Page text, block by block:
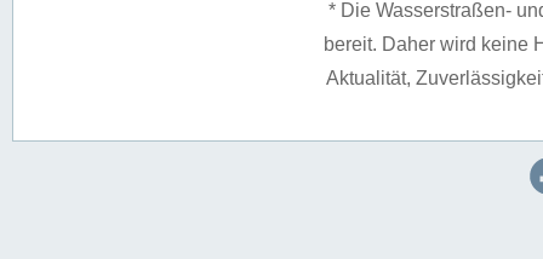
* Die Wasserstraßen-
bereit. Daher wird keine
Aktualität,